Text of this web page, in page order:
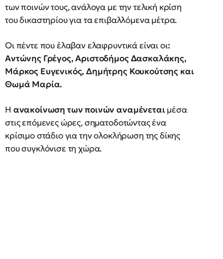
των ποινών τους, ανάλογα με την τελική κρίση
του δικαστηρίου για τα επιβαλλόμενα μέτρα.
Οι πέντε που έλαβαν ελαφρυντικά είναι οι:
Αντώνης Γρέγος, Αριστοδήμος Δασκαλάκης,
Μάρκος Ευγενικός, Δημήτρης Κουκούτσης και
Θωμά Μαρία.
Η ανακοίνωση των ποινών αναμένεταιμέσα
στις επόμενες ώρες, σηματοδοτώντας ένα
κρίσιμο στάδιο για την ολοκλήρωση της δίκης
που συγκλόνισε τη χώρα.